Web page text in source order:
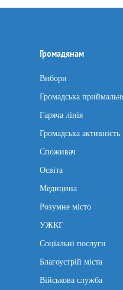
Громадянам
Вибори
Громадська
Гаряча лінія
Громадська активність
Споживач
Освіта
Медицина
Розумне місто
УЖКГ
Соціальні послуги
Благоустрій міста
Військова служба